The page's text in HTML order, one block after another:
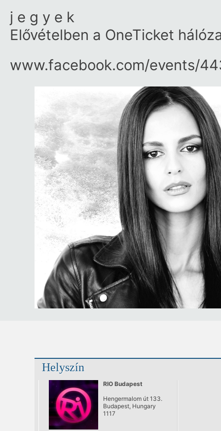
j e g y e k
Elővételben a OneTicket
www.facebook.com/​events/​
Helyszín
RIO Budapest
Hengermalom út 133.
Budapest, Hungary
1117